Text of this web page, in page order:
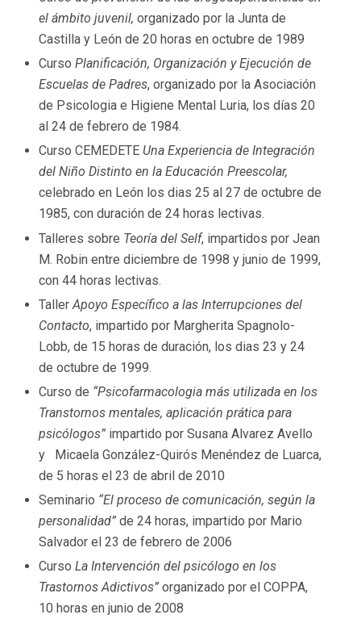
el ámbito juvenil, organizado por la Junta de
Castilla y León de 20 horas en octubre de 1989
CursoPlanificación, Organización y Ejecución de
Escuelas de Padres, organizado por la Asociación
de Psicologia e Higiene Mental Luria, los días 20
al 24 de febrero de 1984.
Curso CEMEDETE Una Experiencia de Integración
del Niño Distinto en la Educación Preescolar,
celebrado en León los dias 25 al 27 de octubre de
1985, con duración de 24 horas lectivas.
Talleres sobre Teoría del Self, impartidos por Jean
M. Robin entre diciembre de 1998 y junio de 1999,
con 44 horas lectivas.
TallerApoyo Específico a las Interrupciones del
Contacto, impartido por Margherita Spagnolo-
Lobb, de 15 horas de duración, los dias 23 y 24
de octubre de 1999.
Curso de “Psicofarmacologia más utilizada en los
Transtornos mentales, aplicación prática para
psicólogos” impartido por Susana Alvarez Avello
y Micaela González-Quirós Menéndez de Luarca,
de 5 horas el 23 de abril de 2010
Seminario “El proceso de comunicación, según la
personalidad” de 24 horas, impartido por Mario
Salvador el 23 de febrero de 2006
CursoLa Intervención del psicólogo en los
Trastornos Adictivos” organizado por el COPPA,
10 horas en junio de 2008